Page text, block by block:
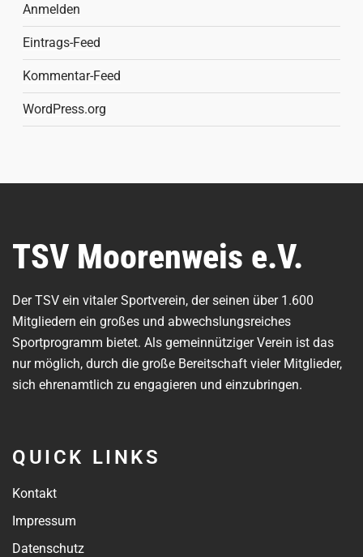
Anmelden
Eintrags-Feed
Kommentar-Feed
WordPress.org
TSV Moorenweis e.V.
Der TSV ein vitaler Sportverein, der seinen über 1.600
Mitgliedern ein großes und abwechslungsreiches
Sportprogramm bietet. Als gemeinnütziger Verein ist das
nur möglich, durch die große Bereitschaft vieler Mitglieder,
sich ehrenamtlich zu engagieren und einzubringen.
QUICK LINKS
Kontakt
Impressum
Datenschutz